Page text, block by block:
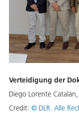
Verteidigung der
Diego Lorente
Credit: © DLR. Alle